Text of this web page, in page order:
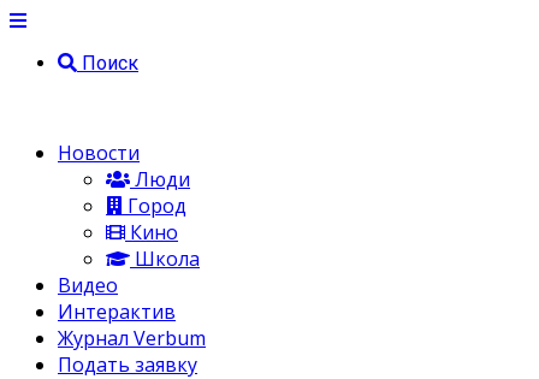
Поиск
Новости
Люди
Город
Кино
Школа
Видео
Интерактив
Журнал Verbum
Подать заявку